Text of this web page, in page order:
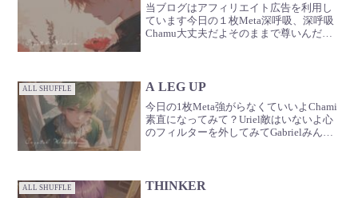
当ブログはアフィリエイト広告を利用し
ています今日の１枚Meta深呼吸、深呼吸
Chamu大丈夫だよそのままで尊いんだか
ALL SHUFFLE A LEG UP
今日の1枚Meta強がらなくていいよChami
素直になってみて？Uriel敵はいないよ心
のフィルターを外してみてGabrielみんな
ALL SHUFFLE THINKER